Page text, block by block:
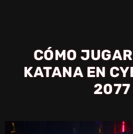
CÓMO
KATANA EN
2077